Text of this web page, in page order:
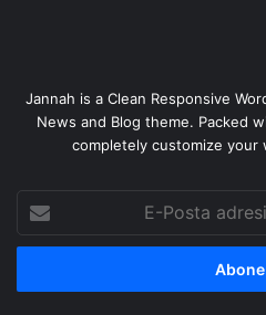
Jannah is a Clean Responsive
News and Blog theme. Packed
completely customize
Posta
adresinizi